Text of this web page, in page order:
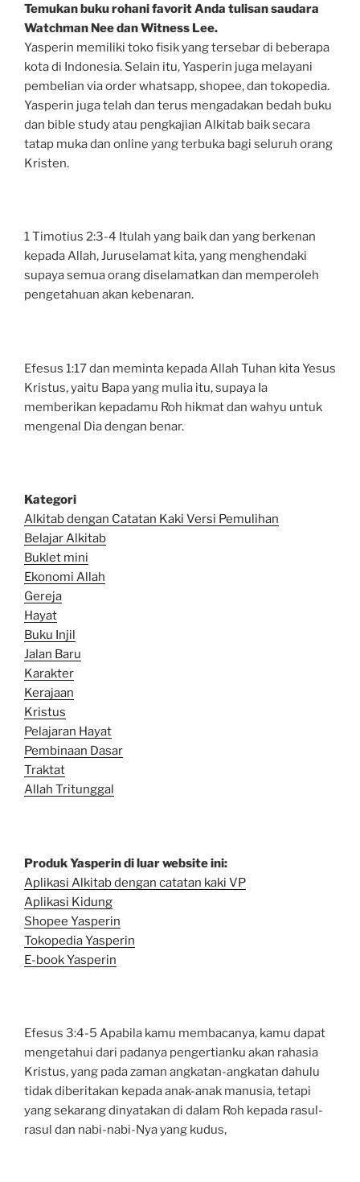
Temukan buku rohani favorit Anda tulisan saudara
Watchman Nee dan Witness Lee.
Yasperin memiliki toko fisik yang tersebar di beberapa
kota di Indonesia. Selain itu, Yasperin juga melayani
pembelian via order whatsapp, shopee, dan tokopedia.
Yasperin juga telah dan terus mengadakan bedah buku
dan bible study atau pengkajian Alkitab baik secara
tatap muka dan online yang terbuka bagi seluruh orang
Kristen.
1 Timotius 2:3-4 Itulah yang baik dan yang berkenan
kepada Allah, Juruselamat kita, yang menghendaki
supaya semua orang diselamatkan dan memperoleh
pengetahuan akan kebenaran.
Efesus 1:17 dan meminta kepada Allah Tuhan kita Yesus
Kristus, yaitu Bapa yang mulia itu, supaya Ia
memberikan kepadamu Roh hikmat dan wahyu untuk
mengenal Dia dengan benar.
Kategori
Alkitab dengan Catatan Kaki Versi Pemulihan
Belajar Alkitab
Buklet mini
Ekonomi Allah
Gereja
Hayat
Buku Injil
Jalan Baru
Karakter
Kerajaan
Kristus
Pelajaran Hayat
Pembinaan Dasar
Traktat
Allah Tritunggal
Produk Yasperin di luar website ini:
Aplikasi Alkitab dengan catatan kaki VP
Aplikasi Kidung
Shopee Yasperin
Tokopedia Yasperin
E-book Yasperin
Efesus 3:4-5 Apabila kamu membacanya, kamu dapat
mengetahui dari padanya pengertianku akan rahasia
Kristus, yang pada zaman angkatan-angkatan dahulu
tidak diberitakan kepada anak-anak manusia, tetapi
yang sekarang dinyatakan di dalam Roh kepada rasul-
rasul dan nabi-nabi-Nya yang kudus,